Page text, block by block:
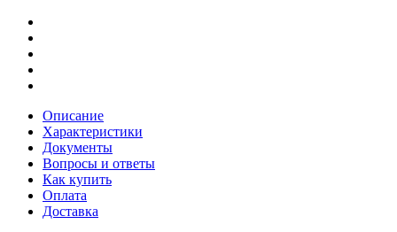
Описание
Характеристики
Документы
Вопросы и ответы
Как купить
Оплата
Доставка